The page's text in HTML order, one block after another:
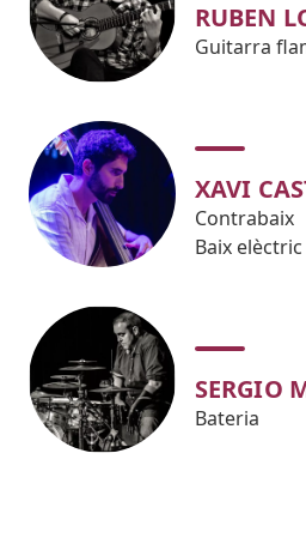
RUBEN
Guitarra
XAVI
Contrabaix
Baix elèctric
SERGIO
Bateria